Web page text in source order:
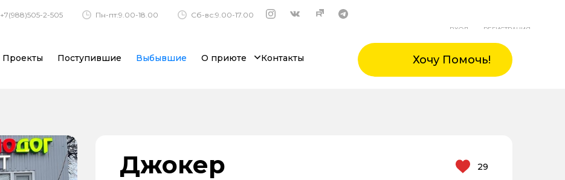
+7(988)505-2-505 Пн-пт:9.00-18.00 Сб-вс:9.00-17.00
ВХОД РЕГИСТРАЦИЯ
Проекты Поступившие Выбывшие О приюте Контакты Хочу Помочь!
Джокер 29